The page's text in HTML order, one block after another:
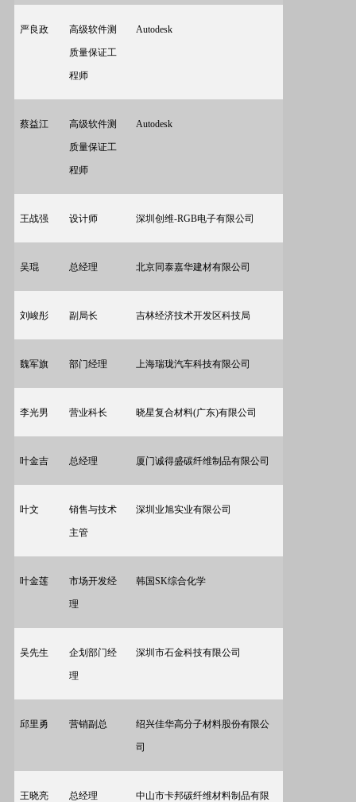
严良政 高级软件测
质量保证工
程师
Autodesk
蔡益江 高级软件测
质量保证工
程师
Autodesk
王战强 设计师 深圳创维-RGB电子有限公司
吴琨 总经理 北京同泰嘉华建材有限公司
刘峻彤 副局长 吉林经济技术开发区科技局
魏军旗 部门经理 上海瑞珑汽车科技有限公司
李光男 营业科长 晓星复合材料(广东)有限公司
叶金吉 总经理 厦门诚得盛碳纤维制品有限公司
叶文 销售与技术
主管
深圳业旭实业有限公司
叶金莲 市场开发经
理
韩国SK综合化学
吴先生 企划部门经
理
深圳市石金科技有限公司
邱里勇 营销副总 绍兴佳华高分子材料股份有限公
司
王晓亮 总经理 中山市卡邦碳纤维材料制品有限